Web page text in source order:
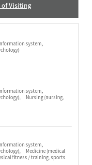
Visiting
system,
system,
Nursing (nursing,
system,
Medicine (medical
fitness / training, sports